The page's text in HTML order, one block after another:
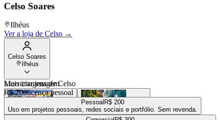
Celso Soares
Ilhéus
Ver a loja de Celso →
Celso Soares
Ilhéus
Mais imagens deCelso
Licenciar imagem
R$ 200licença pessoal
Pessoal R$ 200
Uso em projetos pessoais, redes sociais e portfólio. Sem revenda.